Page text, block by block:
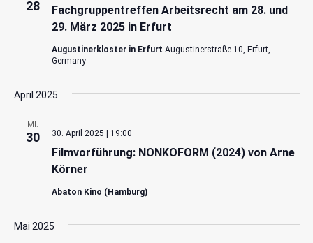
28
Fachgruppentreffen Arbeitsrecht am 28. und
29. März 2025 in Erfurt
Augustinerkloster in Erfurt Augustinerstraße 10, Erfurt,
Germany
April 2025
MI.
30
Filmvorführung: NONKOFORM (2024) von Arne
Körner
30. April 2025 | 19:00
Abaton Kino (Hamburg)
Mai 2025